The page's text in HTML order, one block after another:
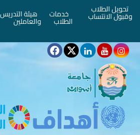
تحويل الطلاب
وقبول الانتساب خدمات
الطلاب
هيئة التدريس
والعاملين